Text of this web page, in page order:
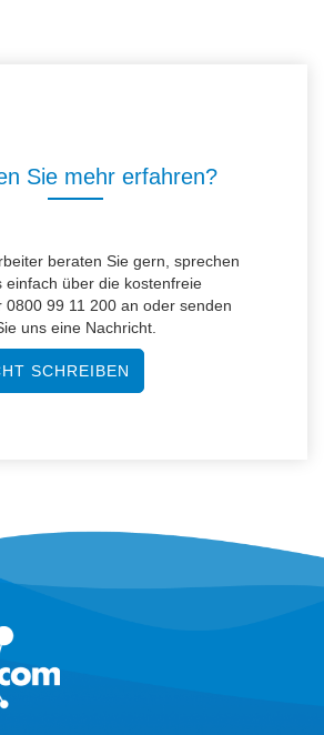
Sie mehr erfahren?
beraten Sie gern, sprechen
einfach über die kostenfreie
0800 99 11 200 an oder senden
uns eine Nachricht.
SCHREIBEN